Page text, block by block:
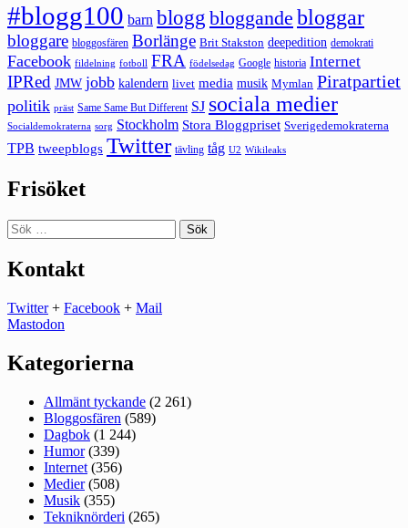
#blogg100 barn blogg bloggande bloggar
bloggare bloggosfären Borlänge Brit Stakston deepedition demokrati
Facebook fildelning fotboll FRA födelsedag Google historia Internet
IPRed JMW jobb kalendern livet media musik Mymlan Piratpartiet
politik präst Same Same But Different SJ sociala medier
Socialdemokraterna sorg Stockholm Stora Bloggpriset Sverigedemokraterna
TPB tweepblogs Twitter tävling tåg U2 Wikileaks
Frisöket
Sök
efter:
Kontakt
Twitter+ Facebook + Mail
Mastodon
Kategorierna
Allmänt tyckande (2 261)
Bloggosfären (589)
Dagbok (1 244)
Humor(339)
Internet (356)
Medier(508)
Musik (355)
Tekniknörderi (265)